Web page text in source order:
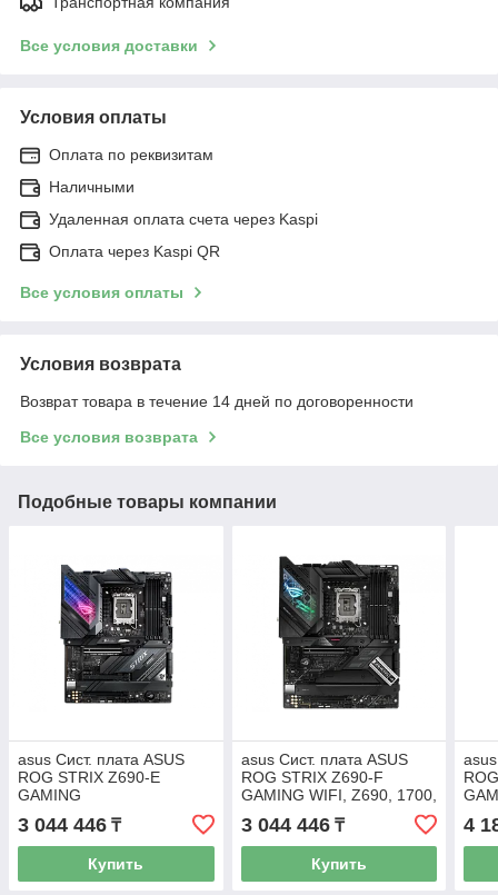
Все условия доставки
Условия оплаты
Оплата по реквизитам
Наличными
Удаленная оплата счета через Kaspi
Оплата через Kaspi QR
Все условия оплаты
Условия возврата
Возврат товара в течение 14 дней по договоренности
Все условия возврата
Подобные товары компании
asus Сист. плата ASUS
ROG STRIX Z690-E
GAMING
WIFI,Z690,1700,4xDIMM
DDR5,3xPCI-E x16,PCI-E
x1,M.2,
3 044 446 ₸
Купить
asus Сист. плата ASUS
ROG STRIX Z690-F
GAMING WIFI, Z690, 1700,
x16, PCI-E x1, M.2,
3 044 446₸
Купить
4